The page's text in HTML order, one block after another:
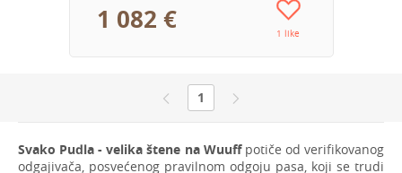
1 082 € 1 like
1
Svako Pudla - velika štene na Wuuffpotiče od verifikovanog
odgajivača, posvećenog pravilnom odgoju pasa, koji se trudi